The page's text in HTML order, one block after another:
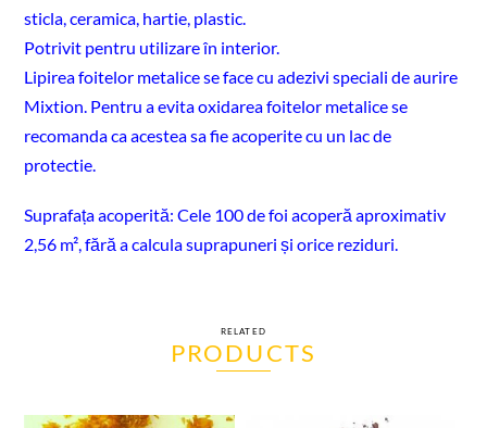
sticla, ceramica, hartie, plastic.
Potrivit pentru utilizare în interior.
Lipirea foitelor metalice se face cu adezivi speciali de aurire
Mixtion. Pentru a evita oxidarea foitelor metalice se
recomanda ca acestea sa fie acoperite cu un lac de
protectie.
Suprafața acoperită: Cele 100 de foi acoperă aproximativ
2,56 m², fără a calcula suprapuneri și orice reziduri.
RELATED
PRODUCTS